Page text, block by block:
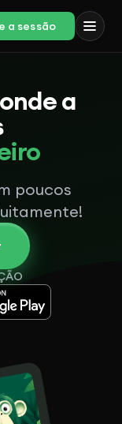
a sessão
a
poucos